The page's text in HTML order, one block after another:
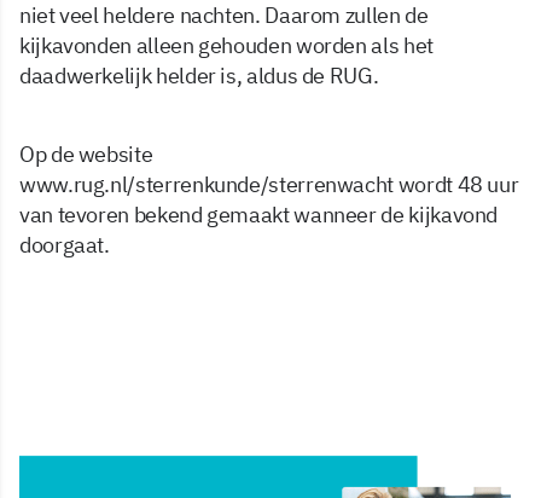
niet veel heldere nachten. Daarom zullen de
kijkavonden alleen gehouden worden als het
daadwerkelijk helder is, aldus de RUG.
Op de website
www.rug.nl/sterrenkunde/sterrenwacht wordt 48 uur
van tevoren bekend gemaakt wanneer de kijkavond
doorgaat.